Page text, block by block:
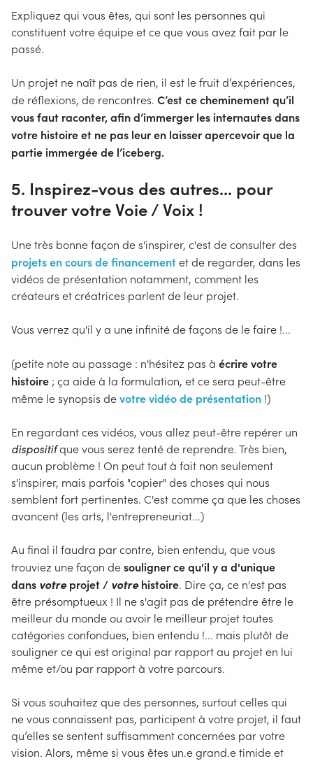
Expliquez qui vous êtes, qui sont les personnes qui
constituent votre équipe et ce que vous avez fait par le
passé.
Un projet ne naît pas de rien, il est le fruit d’expériences,
de réflexions, de rencontres. C’est ce cheminement qu’il
vous faut raconter, afin d’immerger les internautes dans
votre histoire et ne pas leur en laisser apercevoir que la
partie immergée de l’iceberg.
5. Inspirez-vous des autres... pour
trouver votre Voie / Voix !
Une très bonne façon de s'inspirer, c'est de consulter des
projets en cours de financementet de regarder, dans les
vidéos de présentation notamment, comment les
créateurs et créatrices parlent de leur projet.
Vous verrez qu'il y a une infinité de façons de le faire !...
(petite note au passage : n'hésitez pas à écrire votre
histoire ; ça aide à la formulation, et ce sera peut-être
même le synopsis devotre vidéo de présentation !)
En regardant ces vidéos, vous allez peut-être repérer un
dispositifque vous serez tenté de reprendre. Très bien,
aucun problème ! On peut tout à fait non seulement
s'inspirer, mais parfois "copier" des choses qui nous
semblent fort pertinentes. C'est comme ça que les choses
avancent (les arts, l'entrepreneuriat...)
Au final il faudra par contre, bien entendu, que vous
trouviez une façon desouligner ce qu'il y a d'unique
dans votreprojet / votrehistoire. Dire ça, ce n'est pas
être présomptueux ! Il ne s'agit pas de prétendre être le
meilleur du monde ou avoir le meilleur projet toutes
catégories confondues, bien entendu !... mais plutôt de
souligner ce qui est original par rapport au projet en lui
même et/ou par rapport à votre parcours.
Si vous souhaitez que des personnes, surtout celles qui
ne vous connaissent pas, participent à votre projet, il faut
qu’elles se sentent suffisamment concernées par votre
vision. Alors, même si vous êtes un.e grand.e timide et